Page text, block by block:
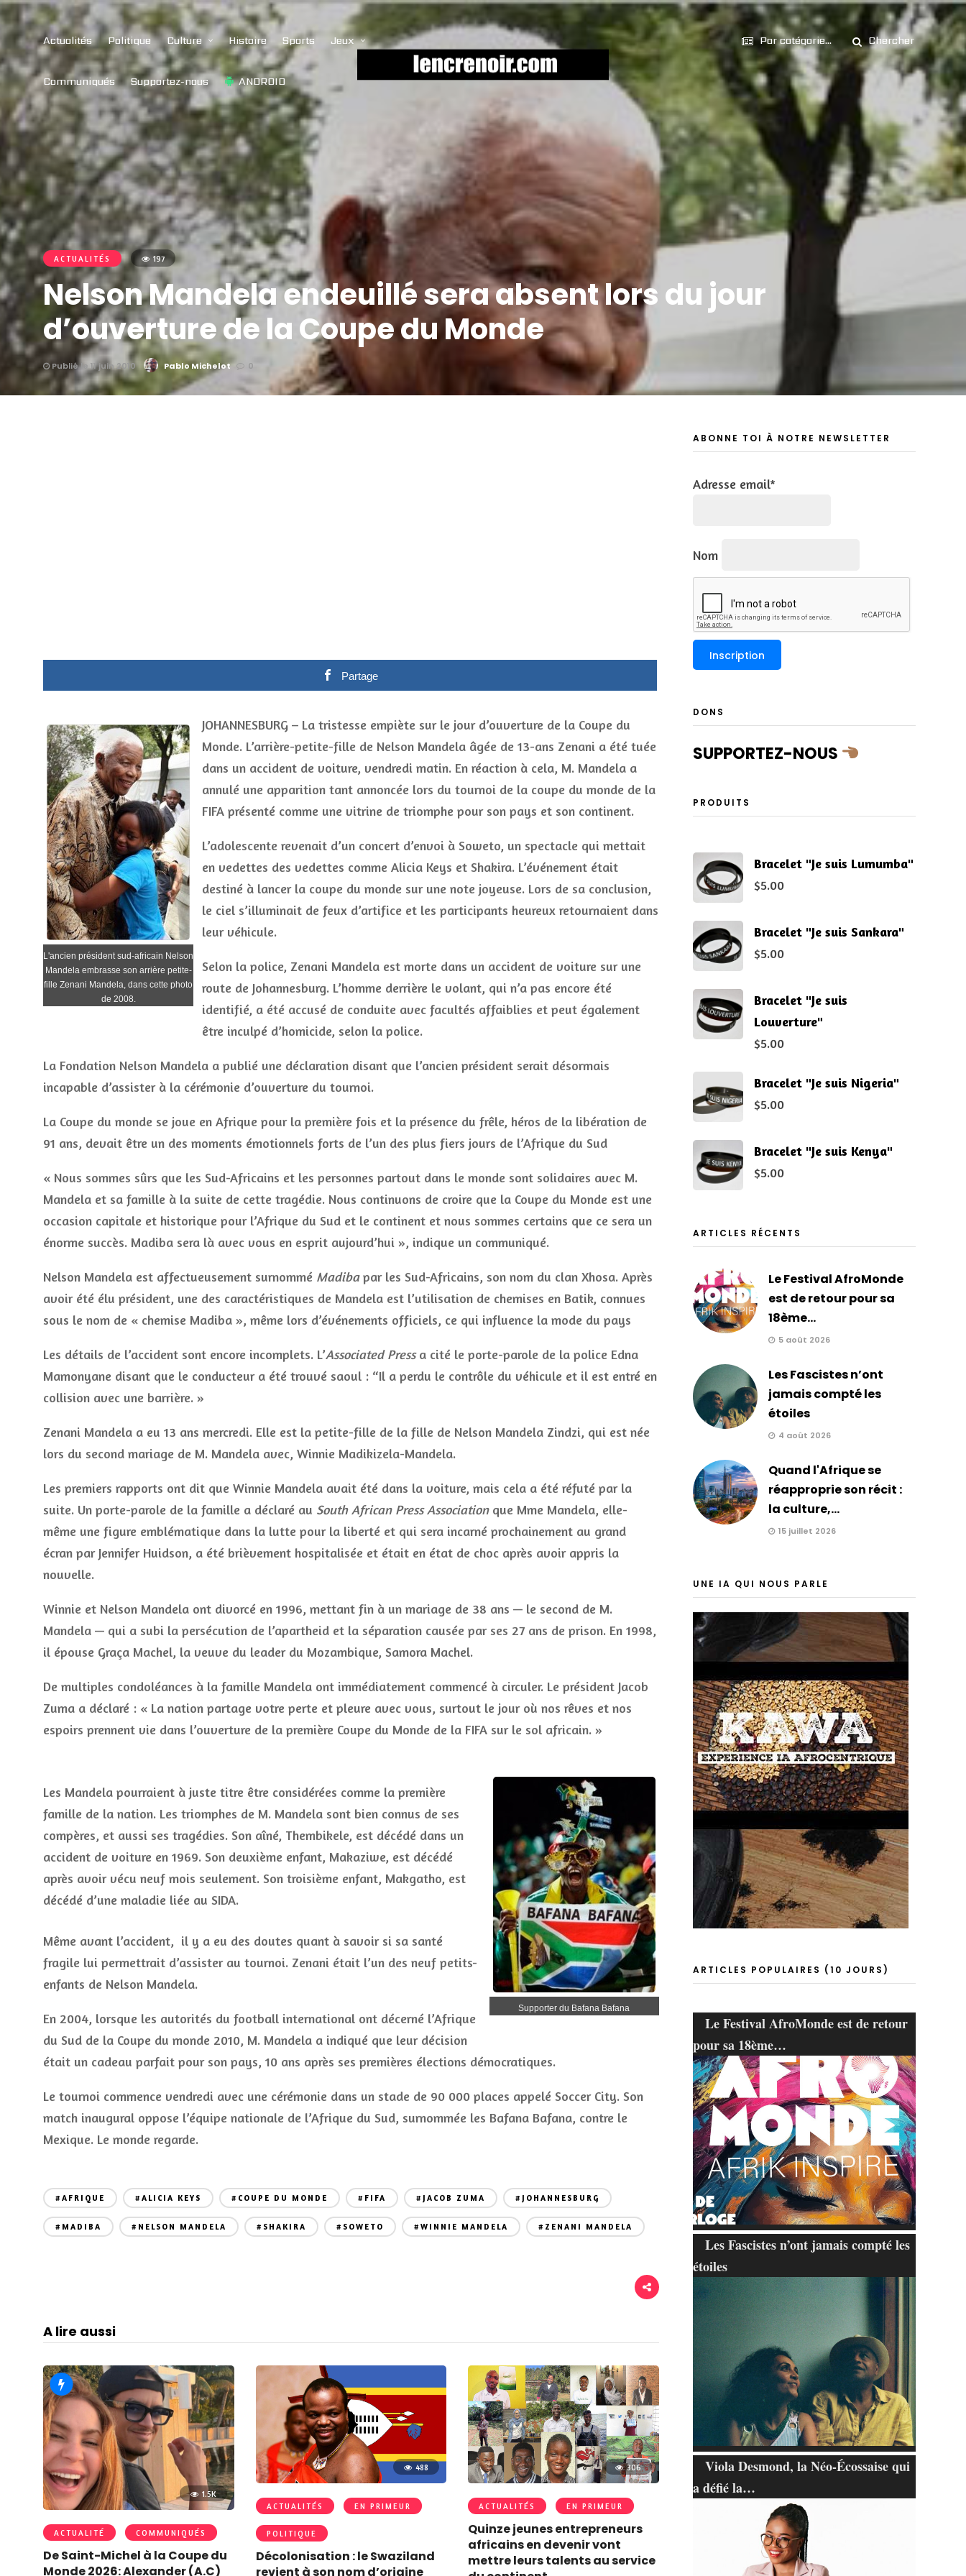
Actualités Politique Culture Histoire Sports Jeux
Communiqués Supportez-nous ANDROID
Par catégorie... Chercher
ACTUALITÉS 197
Nelson Mandela endeuillé sera absent lors du jour
d’ouverture de la Coupe du Monde
Publié le 11 juin 2010 Pablo Michelot 0
Partage
L'ancien président sud-africain Nelson
Mandela embrasse son arrière petite-
fille Zenani Mandela, dans cette photo
de 2008.
JOHANNESBURG – La tristesse empiète sur le jour d’ouverture de la Coupe du
Monde. L’arrière-petite-fille de Nelson Mandela âgée de 13-ans Zenani a été tuée
dans un accident de voiture, vendredi matin. En réaction à cela, M. Mandela a
annulé une apparition tant annoncée lors du tournoi de la coupe du monde de la
FIFA présenté comme une vitrine de triomphe pour son pays et son continent.
L’adolescente revenait d’un concert d’envoi à Soweto, un spectacle qui mettait
en vedettes des vedettes comme Alicia Keys et Shakira. L’événement était
destiné à lancer la coupe du monde sur une note joyeuse. Lors de sa conclusion,
le ciel s’illuminait de feux d’artifice et les participants heureux retournaient dans
leur véhicule.
Selon la police, Zenani Mandela est morte dans un accident de voiture sur une
route de Johannesburg. L’homme derrière le volant, qui n’a pas encore été
identifié, a été accusé de conduite avec facultés affaiblies et peut également
être inculpé d’homicide, selon la police.
La Fondation Nelson Mandela a publié une déclaration disant que l’ancien président serait désormais
incapable d’assister à la cérémonie d’ouverture du tournoi.
La Coupe du monde se joue en Afrique pour la première fois et la présence du frêle, héros de la libération de
91 ans, devait être un des moments émotionnels forts de l’un des plus fiers jours de l’Afrique du Sud
« Nous sommes sûrs que les Sud-Africains et les personnes partout dans le monde sont solidaires avec M.
Mandela et sa famille à la suite de cette tragédie. Nous continuons de croire que la Coupe du Monde est une
occasion capitale et historique pour l’Afrique du Sud et le continent et nous sommes certains que ce sera un
énorme succès. Madiba sera là avec vous en esprit aujourd’hui », indique un communiqué.
Nelson Mandela est affectueusement surnommé Madibapar les Sud-Africains, son nom du clan Xhosa. Après
avoir été élu président, une des caractéristiques de Mandela est l’utilisation de chemises en Batik, connues
sous le nom de « chemise Madiba », même lors d’événements officiels, ce qui influence la mode du pays
Les détails de l’accident sont encore incomplets. L’Associated Pressa cité le porte-parole de la police Edna
Mamonyane disant que le conducteur a été trouvé saoul : “Il a perdu le contrôle du véhicule et il est entré en
collision avec une barrière. »
Zenani Mandela a eu 13 ans mercredi. Elle est la petite-fille de la fille de Nelson Mandela Zindzi, qui est née
lors du second mariage de M. Mandela avec, Winnie Madikizela-Mandela.
Les premiers rapports ont dit que Winnie Mandela avait été dans la voiture, mais cela a été réfuté par la
suite. Un porte-parole de la famille a déclaré au South African Press Associationque Mme Mandela, elle-
même une figure emblématique dans la lutte pour la liberté et qui sera incarné prochainement au grand
écran par Jennifer Huidson, a été brièvement hospitalisée et était en état de choc après avoir appris la
nouvelle.
Winnie et Nelson Mandela ont divorcé en 1996, mettant fin à un mariage de 38 ans — le second de M.
Mandela — qui a subi la persécution de l’apartheid et la séparation causée par ses 27 ans de prison. En 1998,
il épouse Graça Machel, la veuve du leader du Mozambique, Samora Machel.
De multiples condoléances à la famille Mandela ont immédiatement commencé à circuler. Le président Jacob
Zuma a déclaré : « La nation partage votre perte et pleure avec vous, surtout le jour où nos rêves et nos
espoirs prennent vie dans l’ouverture de la première Coupe du Monde de la FIFA sur le sol africain. »
Supporter du Bafana Bafana
Les Mandela pourraient à juste titre être considérées comme la première
famille de la nation. Les triomphes de M. Mandela sont bien connus de ses
compères, et aussi ses tragédies. Son aîné, Thembikele, est décédé dans un
accident de voiture en 1969. Son deuxième enfant, Makaziwe, est décédé
après avoir vécu neuf mois seulement. Son troisième enfant, Makgatho, est
décédé d’une maladie liée au SIDA.
Même avant l’accident, il y a eu des doutes quant à savoir si sa santé
fragile lui permettrait d’assister au tournoi. Zenani était l’un des neuf petits-
enfants de Nelson Mandela.
En 2004, lorsque les autorités du football international ont décerné l’Afrique
du Sud de la Coupe du monde 2010, M. Mandela a indiqué que leur décision
était un cadeau parfait pour son pays, 10 ans après ses premières élections démocratiques.
Le tournoi commence vendredi avec une cérémonie dans un stade de 90 000 places appelé Soccer City. Son
match inaugural oppose l’équipe nationale de l’Afrique du Sud, surnommée les Bafana Bafana, contre le
Mexique. Le monde regarde.
#AFRIQUE #ALICIA KEYS #COUPE DU MONDE #FIFA #JACOB ZUMA #JOHANNESBURG
#MADIBA #NELSON MANDELA #SHAKIRA #SOWETO #WINNIE MANDELA #ZENANI MANDELA
A lire aussi
1.5K
ACTUALITÉ COMMUNIQUÉS
De Saint-Michel à la Coupe du
Monde 2026: Alexander (A.C)
488
ACTUALITÉS EN PRIMEUR
POLITIQUE
Décolonisation : le Swaziland
revient à son nom d’origine
306
ACTUALITÉS EN PRIMEUR
Quinze jeunes entrepreneurs
africains en devenir vont
mettre leurs talents au service
ABONNE TOI À NOTRE NEWSLETTER
Adresse email*
Nom
DONS
SUPPORTEZ-NOUS
PRODUITS
Bracelet "Je suis Lumumba"
$5.00
Bracelet "Je suis Sankara"
$5.00
Bracelet "Je suis
Louverture"
$5.00
Bracelet "Je suis Nigeria"
$5.00
Bracelet "Je suis Kenya"
$5.00
ARTICLES RÉCENTS
Le Festival AfroMonde
est de retour pour sa
18ème...
5 août 2026
Les Fascistes n’ont
jamais compté les
étoiles
4 août 2026
Quand l'Afrique se
réapproprie son récit :
la culture,...
15 juillet 2026
UNE IA QUI NOUS PARLE
ARTICLES POPULAIRES (10 JOURS)
Le Festival AfroMonde est de retour
pour sa 18ème…
Les Fascistes n’ont jamais compté les
étoiles
Viola Desmond, la Néo-Écossaise qui
a défié la…